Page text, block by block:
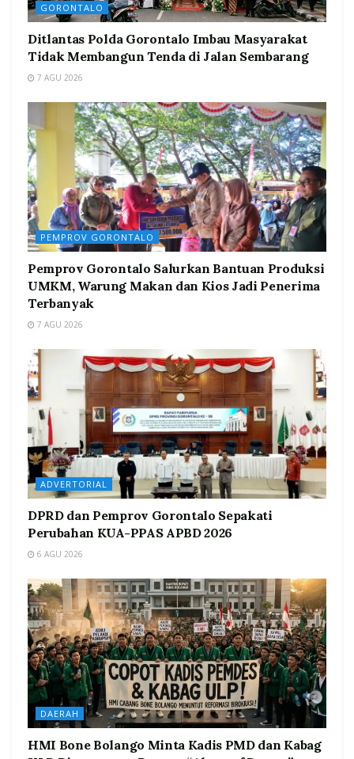
GORONTALO
Ditlantas Polda Gorontalo Imbau Masyarakat
Tidak Membangun Tenda di Jalan Sembarang
7 AGU 2026
PEMPROV GORONTALO
Pemprov Gorontalo Salurkan Bantuan Produksi
UMKM, Warung Makan dan Kios Jadi Penerima
Terbanyak
7 AGU 2026
ADVERTORIAL
DPRD dan Pemprov Gorontalo Sepakati
Perubahan KUA-PPAS APBD 2026
6 AGU 2026
DAERAH
HMI Bone Bolango Minta Kadis PMD dan Kabag